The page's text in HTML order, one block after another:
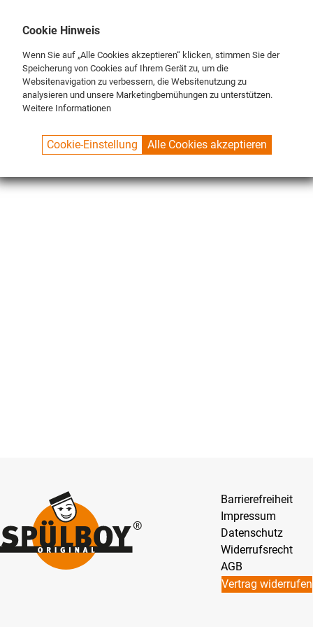
SPUELBOY.DE SHOP CLASSIC LINE BÜRSTEN
Barrierefreiheit
Impressum
Datenschutz
Widerrufsrecht
AGB
Vertrag widerrufen
Cookie Hinweis
Wenn Sie auf „Alle Cookies akzeptieren“ klicken, stimmen Sie der
Speicherung von Cookies auf Ihrem Gerät zu, um die
Websitenavigation zu verbessern, die Websitenutzung zu
analysieren und unsere Marketingbemühungen zu unterstützen.
Weitere Informationen
Cookie-Einstellung Alle Cookies akzeptieren